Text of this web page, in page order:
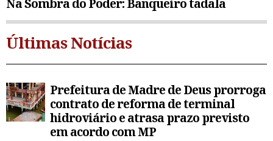
Na Sombra do Poder: Banqueiro tadala
Últimas Notícias
Prefeitura de Madre de Deus prorroga
contrato de reforma de terminal
hidroviário e atrasa prazo previsto
em acordo com MP